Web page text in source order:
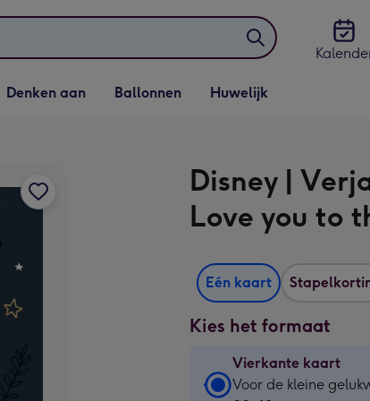
Vervolgkeuzelijst
Denken aan openen
Denken aan
Vervolgkeuzelijst
Ballonnen openen
Ballonnen
Vervolgkeuzelijst
Huwelijk openen
Huwelijk
Disney |
Love you to
Eén kaart
Kies het formaat
Vierkante kaart
Vierkante
Voor de kleine